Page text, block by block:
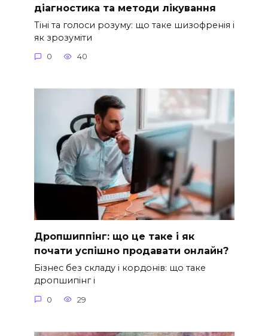
діагностика та методи лікування
Тіні та голоси розуму: що таке шизофренія і
як зрозуміти
0 40
Дропшиппінг: що це таке і як
почати успішно продавати онлайн?
Бізнес без складу і кордонів: що таке
дропшипінг і
0 29